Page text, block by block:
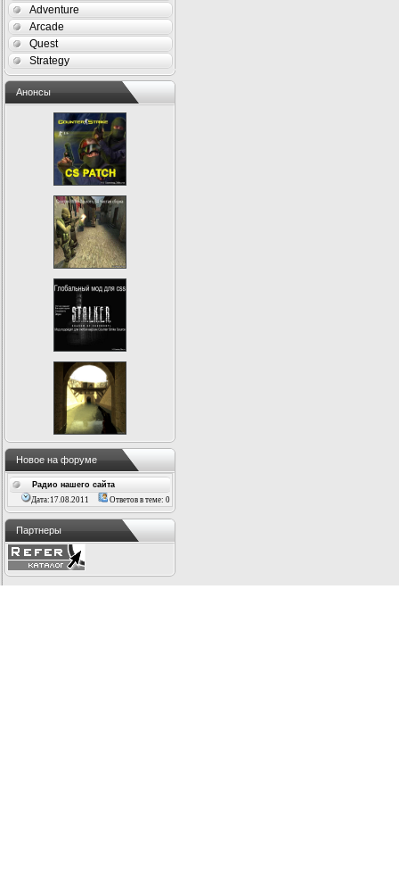
Adventure
Arcade
Quest
Strategy
Анонсы
Новое на форуме
Радио нашего сайта
Дата:17.08.2011
Ответов в теме: 0
Партнеры